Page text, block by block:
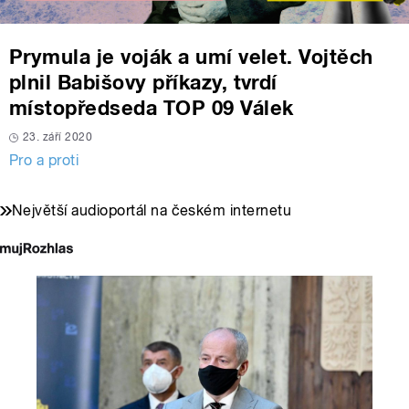
Prymula je voják a umí velet. Vojtěch
plnil Babišovy příkazy, tvrdí
místopředseda TOP 09 Válek
23. září 2020
Pro a proti
Největší audioportál na českém internetu